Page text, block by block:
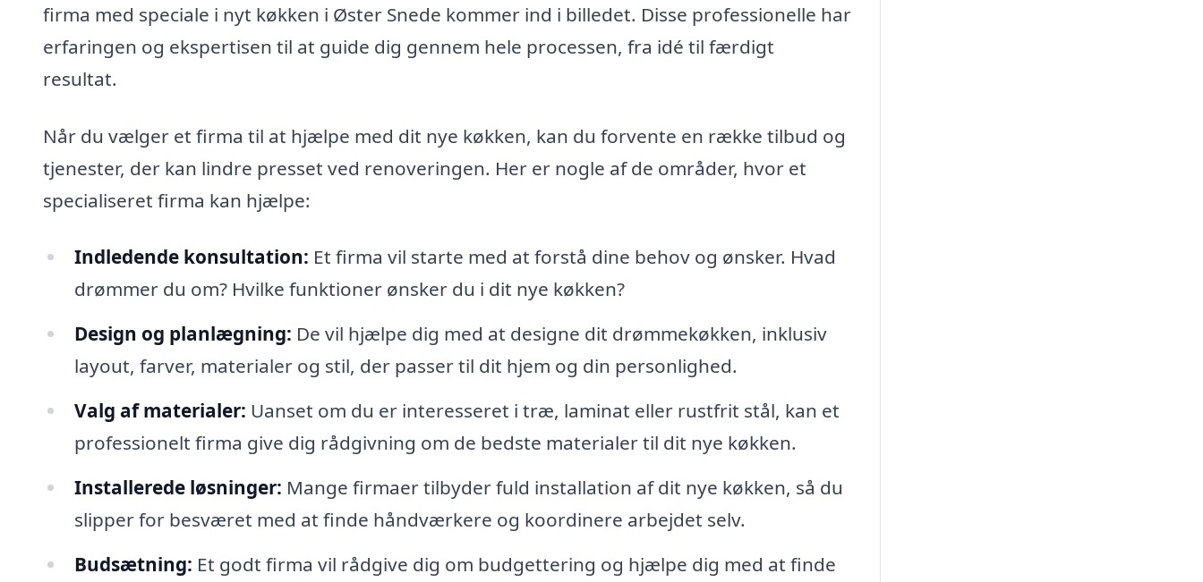
firma med speciale i nyt køkken i Øster Snede kommer ind i billedet. Disse professionelle har
erfaringen og ekspertisen til at guide dig gennem hele processen, fra idé til færdigt
resultat.
Når du vælger et firma til at hjælpe med dit nye køkken, kan du forvente en række tilbud og
tjenester, der kan lindre presset ved renoveringen. Her er nogle af de områder, hvor et
specialiseret firma kan hjælpe:
Indledende konsultation: Et firma vil starte med at forstå dine behov og ønsker. Hvad
drømmer du om? Hvilke funktioner ønsker du i dit nye køkken?
Design og planlægning: De vil hjælpe dig med at designe dit drømmekøkken, inklusiv
layout, farver, materialer og stil, der passer til dit hjem og din personlighed.
Valg af materialer: Uanset om du er interesseret i træ, laminat eller rustfrit stål, kan et
professionelt firma give dig rådgivning om de bedste materialer til dit nye køkken.
Installerede løsninger: Mange firmaer tilbyder fuld installation af dit nye køkken, så du
slipper for besværet med at finde håndværkere og koordinere arbejdet selv.
Budsætning: Et godt firma vil rådgive dig om budgettering og hjælpe dig med at finde